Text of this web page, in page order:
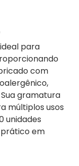
para
com
gramatura
múltiplos usos
unidades
em